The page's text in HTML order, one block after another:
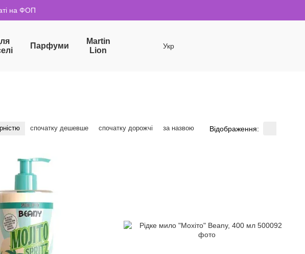
на ФОП
Парфуми
Martin
Lion
Укр
спочатку дешевше спочатку дорожчі за назвою Відображення: